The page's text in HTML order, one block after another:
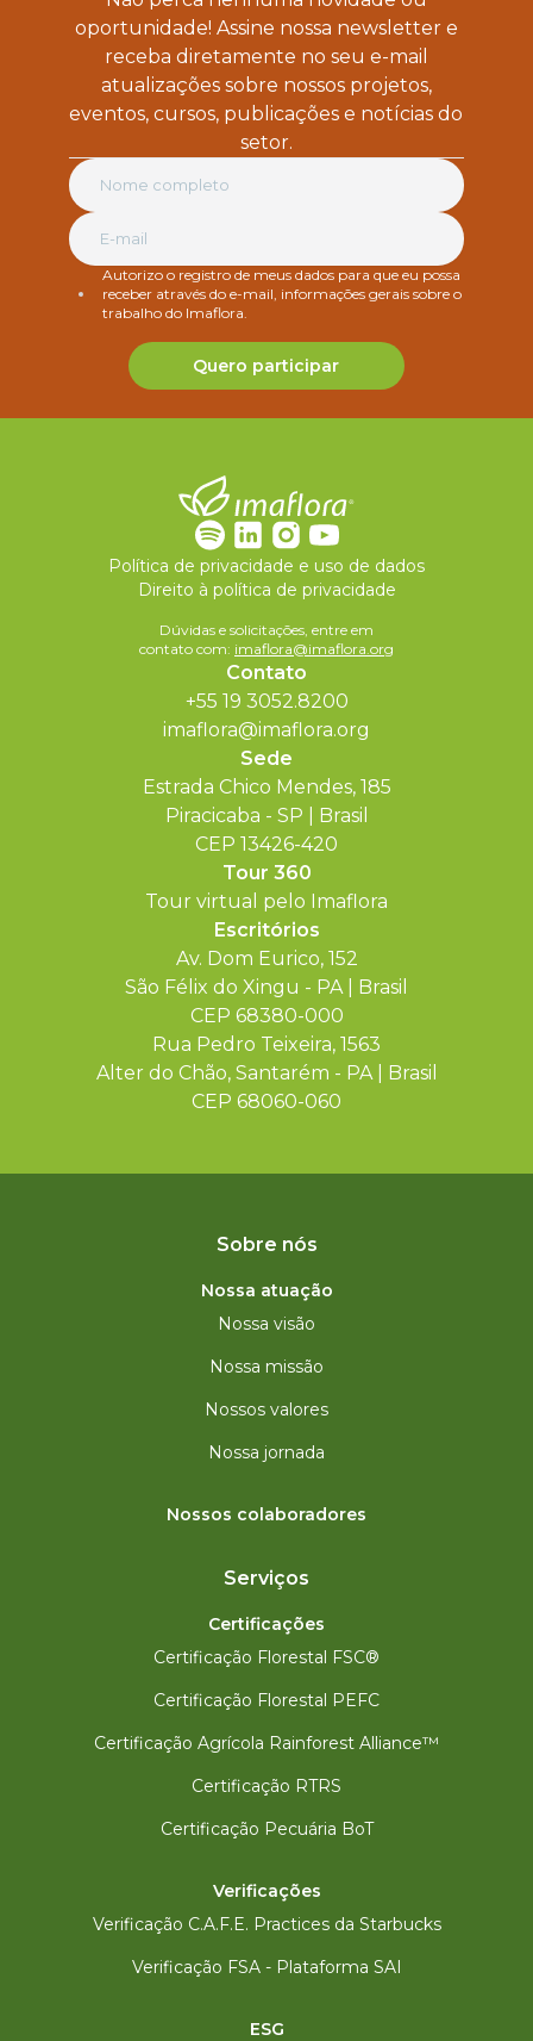
oportunidade! Assine nossa newsletter e
receba diretamente no seu e-mail
atualizações sobre nossos projetos,
eventos, cursos, publicações e notícias do
setor.
Autorizo o registro de meus dados para que eu possa
receber através do e-mail, informações gerais sobre o
trabalho do Imaflora.
Quero participar
Política de privacidade e uso de dados
Direito à política de privacidade
Dúvidas e solicitações, entre em
contato com: imaflora@imaflora.org
Contato
+55 19 3052.8200
imaflora@imaflora.org
Sede
Estrada Chico Mendes, 185
Piracicaba - SP | Brasil
CEP 13426-420
Tour 360
Tour virtual pelo Imaflora
Escritórios
Av. Dom Eurico, 152
São Félix do Xingu - PA | Brasil
CEP 68380-000
Rua Pedro Teixeira, 1563
Alter do Chão, Santarém - PA | Brasil
CEP 68060-060
Sobre nós
Nossa atuação
Nossa visão
Nossa missão
Nossos valores
Nossa jornada
Nossos colaboradores
Serviços
Certificações
Certificação Florestal FSC®
Certificação Florestal PEFC
Certificação Agrícola Rainforest Alliance™
Certificação RTRS
Certificação Pecuária BoT
Verificações
Verificação C.A.F.E. Practices da Starbucks
Verificação FSA - Plataforma SAI
ESG